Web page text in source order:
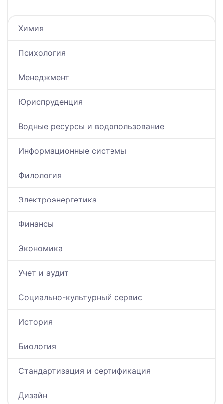
Химия
Психология
Менеджмент
Юриспруденция
Водные ресурсы и водопользование
Информационные системы
Филология
Электроэнергетика
Финансы
Экономика
Учет и аудит
Социально-культурный сервис
История
Биология
Стандартизация и сертификация
Дизайн